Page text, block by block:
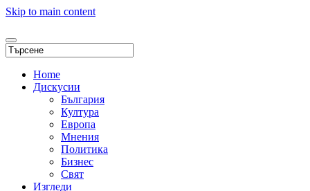
Skip to main content
Home
Дискусии
България
Култура
Европа
Мнения
Политика
Бизнес
Свят
Изгледи